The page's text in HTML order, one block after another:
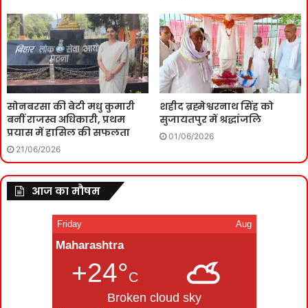
सोनबरसा की बेटी मधु कुमारी
बनीं राजस्व अधिकारी, प्रथम
प्रयास में हासिल की सफलता
21/06/2026
शहीद ब्रह्मेश्वरनाथ सिंह को
सुजायतपुर में श्रद्धांजलि
01/06/2026
आज का मौषम
Friday Aug
Maharashtra
+24°C
Broken cloud sky